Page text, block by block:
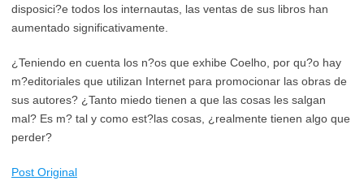
disposici?e todos los internautas, las ventas de sus libros han
aumentado significativamente.
¿Teniendo en cuenta los n?os que exhibe Coelho, por qu?o hay
m?editoriales que utilizan Internet para promocionar las obras de
sus autores? ¿Tanto miedo tienen a que las cosas les salgan
mal? Es m? tal y como est?las cosas, ¿realmente tienen algo que
perder?
Post Original